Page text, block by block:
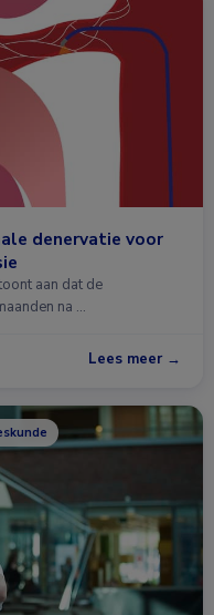
denervatie voor
aan dat de
na …
Lees meer →